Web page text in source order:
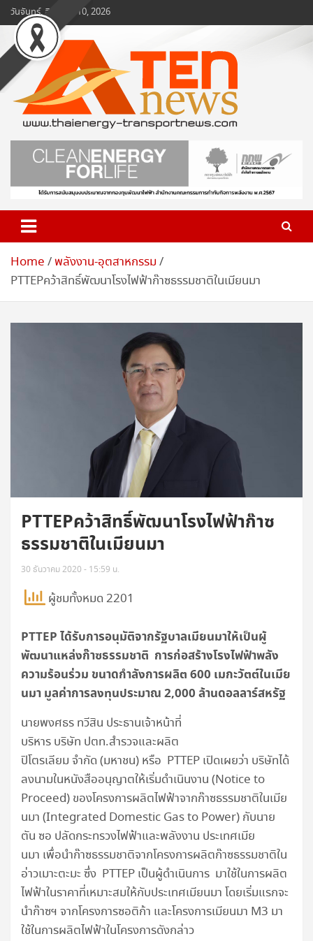
Skip
to
content
วันจันทร์, สิงหาคม 10, 2026
www.ten-news.com
ข่าวพลังงานและคมนาคม
Home พลังงาน-อุตสาหกรรม
PTTEPคว้าสิทธิ์พัฒนาโรงไฟฟ้าก๊าซธรรมชาติในเมียนมา
PTTEPคว้าสิทธิ์พัฒนาโรงไฟฟ้าก๊าซ
ธรรมชาติในเมียนมา
30 ธันวาคม 2020 - 15:59 น.
ผู้ชมทั้งหมด 2201
PTTEPได้รับการอนุมัติจากรัฐบาลเมียนมาให้เป็นผู้
พัฒนาแหล่งก๊าซธรรมชาติ การก่อสร้างโรงไฟฟ้าพลัง
ความร้อนร่วม ขนาดกำลังการผลิต600 เมกะวัตต์ในเมีย
นมามูลค่าการลงทุนประมาณ2,000ล้านดอลลาร์สหรัฐ
นายพงศธร ทวีสิน ประธานเจ้าหน้าที่
บริหาร บริษัท ปตท.สำรวจและผลิต
ปิโตรเลียม จำกัด (มหาชน) หรือ PTTEP เปิดเผยว่า บริษัทได้
ลงนามในหนังสืออนุญาตให้เริ่มดำเนินงาน (Notice to
Proceed) ของโครงการผลิตไฟฟ้าจากก๊าซธรรมชาติในเมีย
นมา (Integrated Domestic Gas to Power) กับนาย
ตัน ซอ ปลัดกระทรวงไฟฟ้าและพลังงาน ประเทศเมีย
นมา เพื่อนำก๊าซธรรมชาติจากโครงการผลิตก๊าซธรรมชาติใน
อ่าวเมาะตะมะ ซึ่ง PTTEP เป็นผู้ดำเนินการ มาใช้ในการผลิต
ไฟฟ้าในราคาที่เหมาะสมให้กับประเทศเมียนมา โดยเริ่มแรกจะ
นำก๊าซฯ จากโครงการซอติก้า และโครงการเมียนมา M3 มา
ใช้ในการผลิตไฟฟ้าในโครงการดังกล่าว